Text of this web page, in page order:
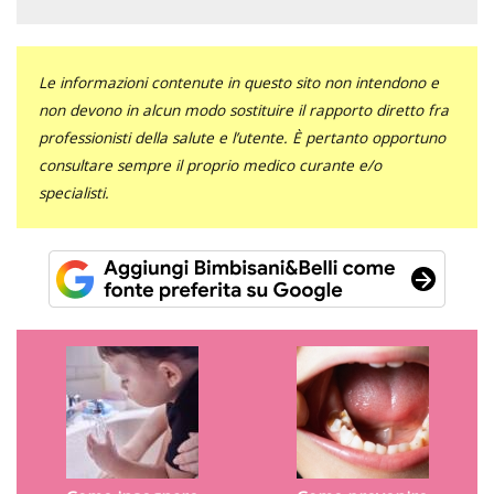
Le informazioni contenute in questo sito non intendono e
non devono in alcun modo sostituire il rapporto diretto fra
professionisti della salute e l’utente. È pertanto opportuno
consultare sempre il proprio medico curante e/o
specialisti.